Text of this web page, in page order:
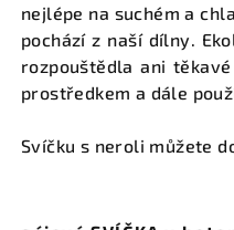
nejlépe na suchém a
pochází z naší dílny.
rozpouštědla ani
prostředkem a dále
Svíčku s neroli můžete